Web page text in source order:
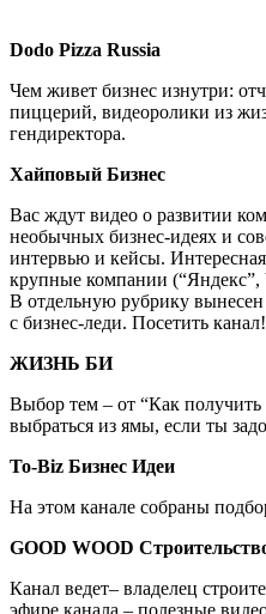
Dodo Pizza Russia
Чем живет бизнес изнутри:
пиццерий, видеоролики из
гендиректора.
Хайповый Бизнеc
Вас ждут видео о развитии
необычных бизнес-идеях и
интервью и кейсы.
крупные компании (“Яндекс”,
В отдельную рубрику
с бизнес-леди. Посетить канал!
ЖИЗНЬ БИ
Выбор тем – от “Как получить
выбраться из ямы, если ты
To-Biz Бизнес Идеи
На этом канале собраны
GOOD WOOD
Канал ведет– владелец
эфире канала – полезные